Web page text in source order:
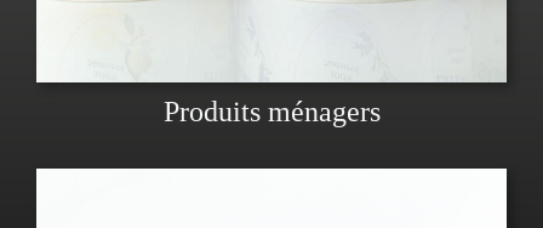
Produits ménagers